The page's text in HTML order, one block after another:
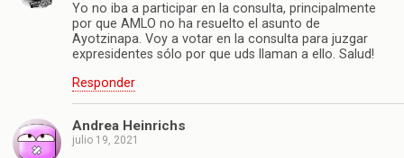
Yo no iba a participar en la consulta, principalmente
por que AMLO no ha resuelto el asunto de
Ayotzinapa. Voy a votar en la consulta para juzgar
expresidentes sólo por que uds llaman a ello. Salud!
Responder
Andrea Heinrichs
julio 19, 2021